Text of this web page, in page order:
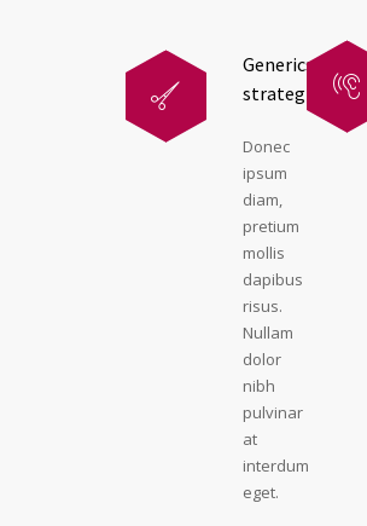
Generics
strategies
Donec
ipsum
diam,
pretium
mollis
dapibus
risus.
Nullam
dolor
nibh
pulvinar
at
interdum
eget.